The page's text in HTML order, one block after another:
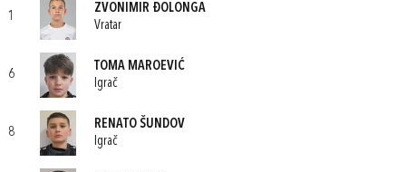
1
ZVONIMIR ĐOLONGA
Vratar
6
TOMA MAROEVIĆ
Igrač
8
RENATO ŠUNDOV
Igrač